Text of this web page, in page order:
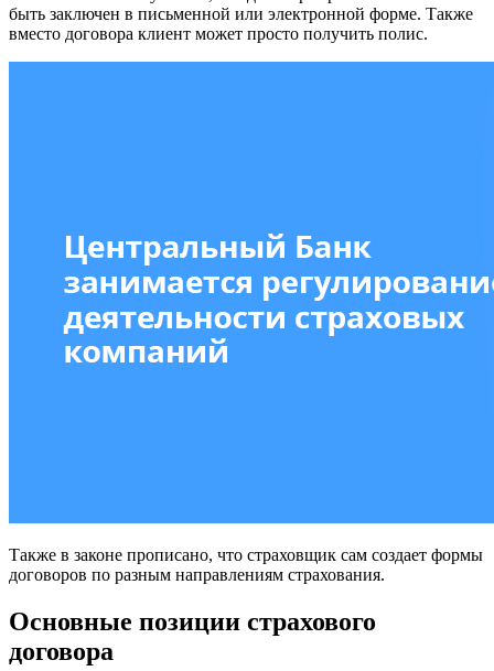
быть заключен в письменной или электронной форме. Также
вместо договора клиент может просто получить полис.
Также в законе прописано, что страховщик сам создает формы
договоров по разным направлениям страхования.
Основные позиции страхового
договора